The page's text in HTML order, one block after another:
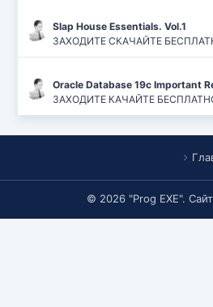
Slap House Essentials. Vol.1
ЗАХОДИТЕ СКАЧАЙТЕ
Oracle Database 19c Important
ЗАХОДИТЕ КАЧАЙТЕ
© 2026 "Prog EXE".